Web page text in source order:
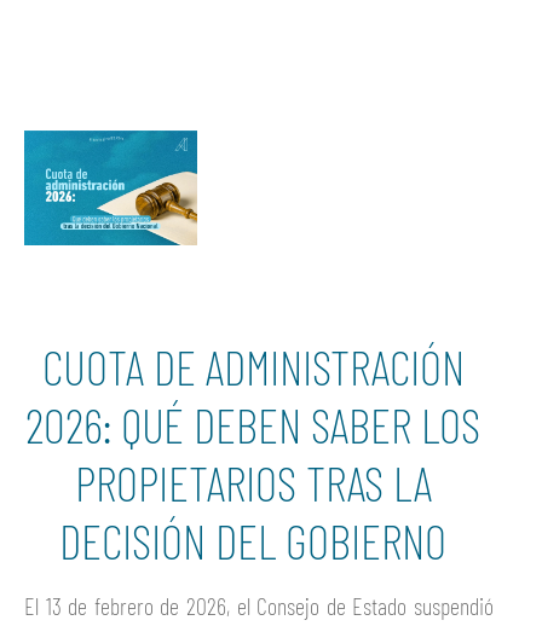
CUOTA DE ADMINISTRACIÓN
2026: QUÉ DEBEN SABER LOS
PROPIETARIOS TRAS LA
DECISIÓN DEL GOBIERNO
El 13 de febrero de 2026, el Consejo de Estado suspendió